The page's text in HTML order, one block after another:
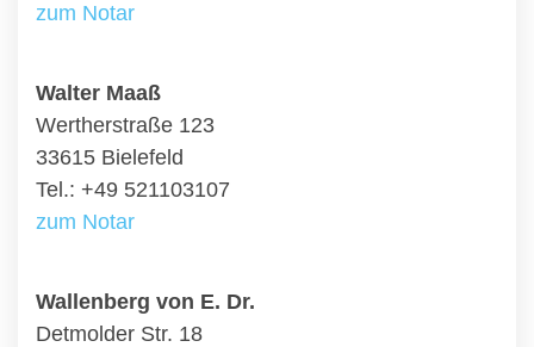
zum Notar
Walter Maaß
Wertherstraße 123
33615 Bielefeld
Tel.: +49 521103107
zum Notar
Wallenberg von E. Dr.
Detmolder Str. 18